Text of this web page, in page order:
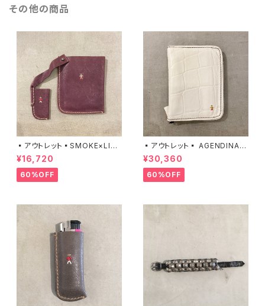
その他の商品
▪️アウトレット▪️SMOKE×LIG
HTER CASE / IGNIS / PRUG
NA 04020085 エンリーベグ
リン
¥16,720
60%OFF
▪️アウトレット▪️ AGENDINA Z
IP / BIG COCCO / BIANCO
06020113 エンリーベグリン
¥30,360
60%OFF